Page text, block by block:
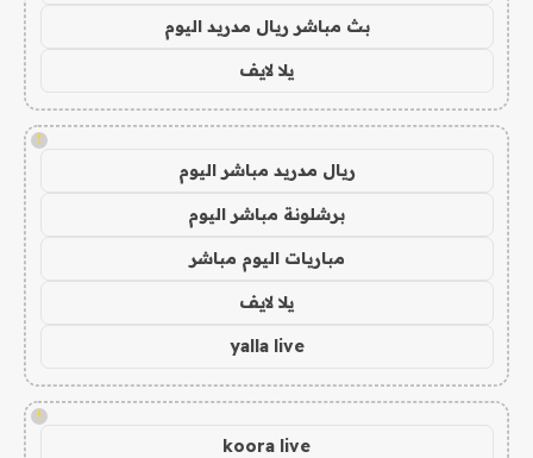
بث مباشر ريال مدريد اليوم
يلا لايف
!
ريال مدريد مباشر اليوم
برشلونة مباشر اليوم
مباريات اليوم مباشر
يلا لايف
yalla live
!
koora live